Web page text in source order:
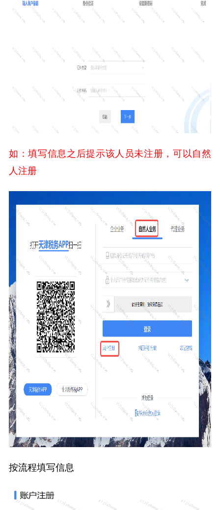
如：填写信息之后提示该人员未注册，可以自然
人注册
按流程填写信息